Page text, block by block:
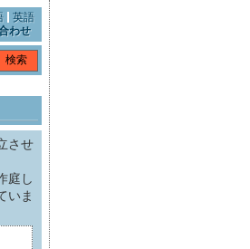
英語
わせ
させ
庭し
いま